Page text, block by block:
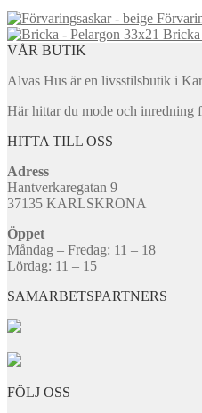
Bricka
VÅR BUTIK
Alvas Hus är en livsstilsbutik i
Här hittar du mode och inredning
HITTA TILL OSS
Adress
Hantverkaregatan 9
37135 KARLSKRONA
Öppet
Måndag – Fredag: 11 – 18
Lördag: 11 – 15
SAMARBETSPARTNERS
FÖLJ OSS